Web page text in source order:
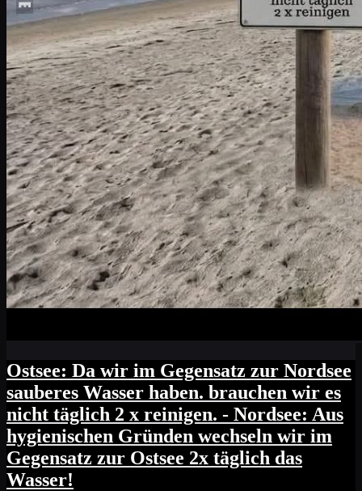
Ostsee: Da wir im Gegensatz zur Nordsee
sauberes Wasser haben. brauchen wir es
nicht täglich 2 x reinigen. - Nordsee: Aus
hygienischen Gründen wechseln wir im
Gegensatz zur Ostsee 2x täglich das
Wasser!